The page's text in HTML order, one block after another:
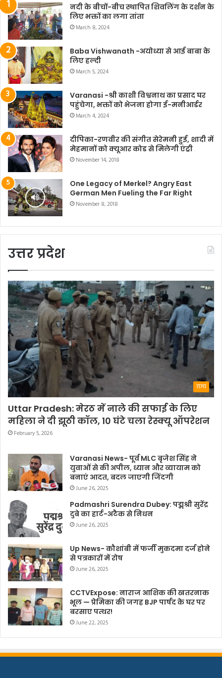
नदी के बीचों-बीच स्थापित शिवलिंग के दर्शन के
लिए भक्तों का लगा तांता
March 8, 2024
Baba Vishwanath -अयोध्या से आई बाबा के
लिए हल्दी
March 5, 2024
Varanasi -श्री काशी विश्वनाथ का प्रसाद घर
पहुंचेगा, भक्तों को भेजना होगा ई-मनीआर्डर
March 4, 2024
दीपिका-रणवीर की संगीत सेरेमनी हुई, शादी में
मेहमानों को क्यूआर कोड से मिलेगी एंट्री
November 14, 2018
One Legacy of Merkel? Angry East
German Men Fueling the Far Right
November 8, 2018
उत्तर प्रदेश
राज्य
Uttar Pradesh: मेरठ में नाले की सफाई के लिए
महिला ने दी झूठी कॉल, 10 घंटे चला रेस्क्यू ऑपरेशन
February 5, 2026
Varanasi News- पूर्व MLC बृजेश सिंह ने
युवाओं से की अपील, ध्यान और व्यायाम को
बनाएं आदत, बदल जाएगी जिंदगी
June 26, 2025
Padmashri Surendra Dubey: पद्मश्री सुरेंद्र
दुबे का हार्ट-अटैक से निधन
June 26, 2025
Up News- कौशांबी में फर्जी मुकदमा दर्ज होने
से पत्रकारों में रोष
June 26, 2025
CCTVExpose: नाराज आशिक की खतरनाक
भूल — प्रेमिका की जगह BJP पार्षद के घर पर
बरसाए पत्थर!
June 22, 2025